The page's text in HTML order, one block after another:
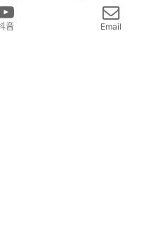
音 Email